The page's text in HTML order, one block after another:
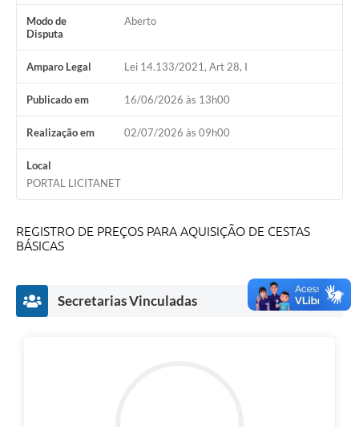
Modo de
Disputa
Aberto
Amparo Legal Lei 14.133/2021, Art 28, I
Publicado em 16/06/2026 às 13h00
Realização em 02/07/2026 às 09h00
Local
PORTAL LICITANET
REGISTRO DE PREÇOS PARA AQUISIÇÃO DE CESTAS
BÁSICAS
Secretarias Vinculadas